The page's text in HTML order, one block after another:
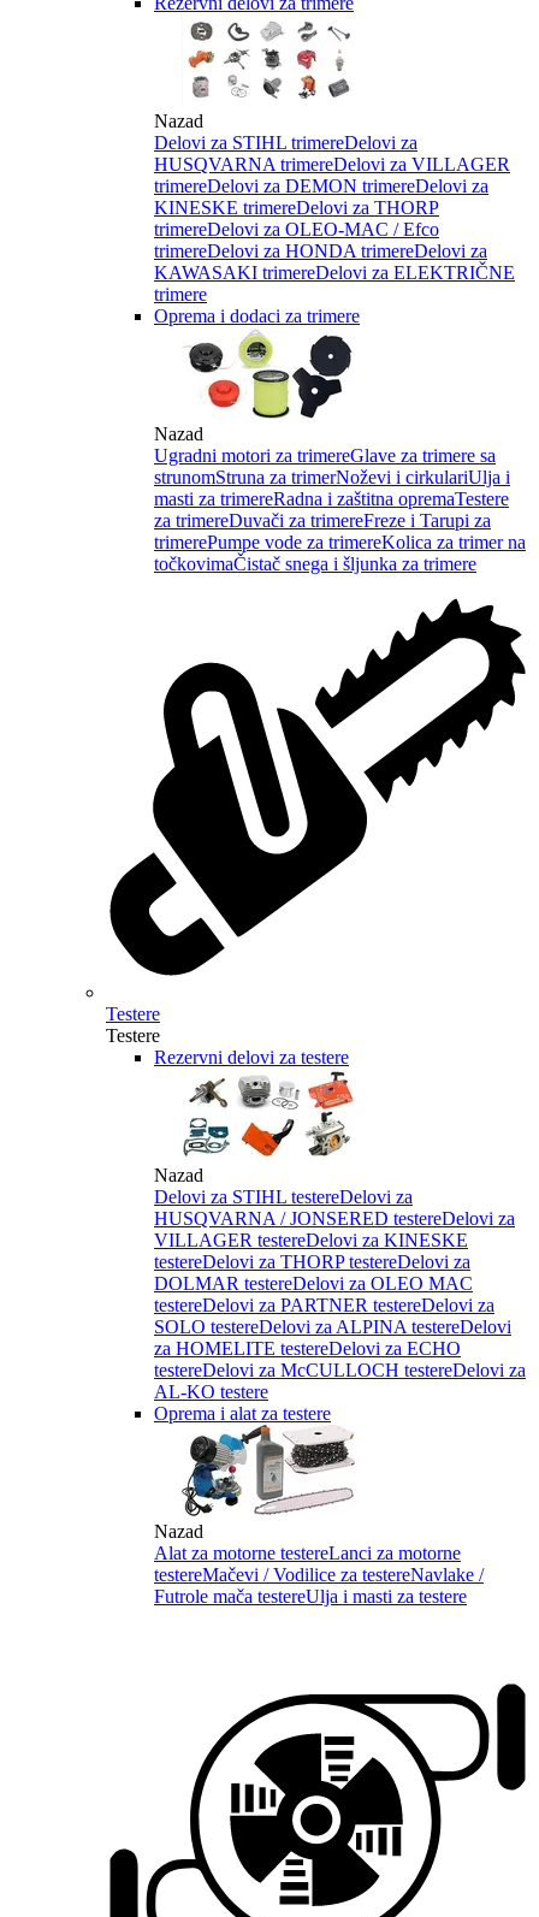
Nazad
Delovi za STIHL trimereDelovi za
HUSQVARNA trimereDelovi za VILLAGER
trimereDelovi za DEMON trimereDelovi za
KINESKE trimereDelovi za THORP
trimereDelovi za OLEO-MAC / Efco
trimereDelovi za HONDA trimereDelovi za
KAWASAKI trimereDelovi za ELEKTRIČNE
trimere
Oprema i dodaci za trimere
Nazad
Ugradni motori za trimereGlave za trimere sa
strunomStruna za trimerNoževi i cirkulariUlja i
masti za trimereRadna i zaštitna opremaTestere
za trimereDuvači za trimereFreze i Tarupi za
trimerePumpe vode za trimereKolica za trimer na
točkovimaČistač snega i šljunka za trimere
Testere
Testere
Rezervni delovi za testere
Nazad
Delovi za STIHL testereDelovi za
HUSQVARNA / JONSERED testereDelovi za
VILLAGER testereDelovi za KINESKE
testereDelovi za THORP testereDelovi za
DOLMAR testereDelovi za OLEO MAC
testereDelovi za PARTNER testereDelovi za
SOLO testereDelovi za ALPINA testereDelovi
za HOMELITE testereDelovi za ECHO
testereDelovi za McCULLOCH testereDelovi za
AL-KO testere
Oprema i alat za testere
Nazad
Alat za motorne testereLanci za motorne
testereMačevi / Vodilice za testereNavlake /
Futrole mača testereUlja i masti za testere